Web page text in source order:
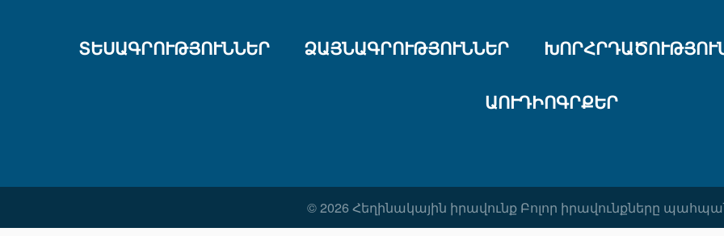
ՏԵՍԱԳՐՈՒԹՅՈՒՆՆԵՐ ՁԱՅՆԱԳՐՈՒԹՅՈՒՆՆԵՐ
ԱՈՒԴԻՈԳՐՔԵՐ
© 2026 Հեղինակային իրավունք Բոլոր իրավունքները